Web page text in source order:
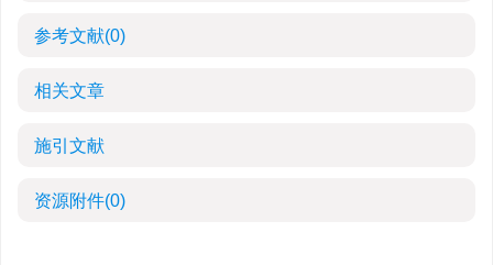
参考文献(0)
相关文章
施引文献
资源附件(0)